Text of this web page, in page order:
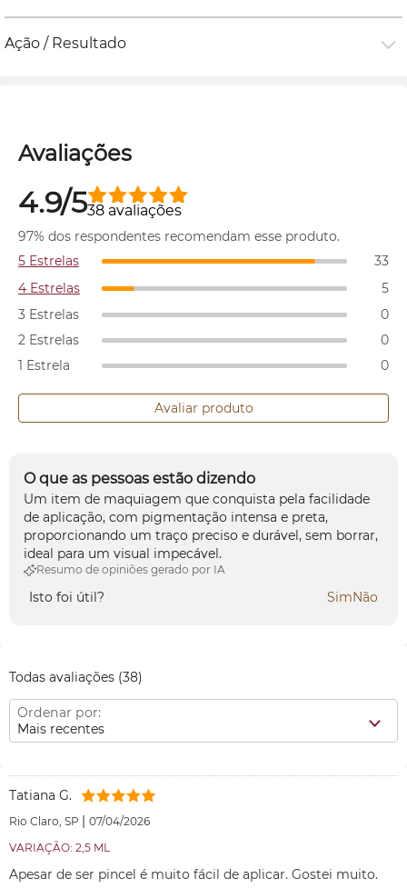
Ação / Resultado
Avaliações
4.9/538 avaliações
97% dos respondentes recomendam esse produto.
5 Estrelas
33
4 Estrelas
5
3 Estrelas
0
2 Estrelas
0
1 Estrela
0
Avaliar produto
O que as pessoas estão dizendo
Um item de maquiagem que conquista pela facilidade
de aplicação, com pigmentação intensa e preta,
proporcionando um traço preciso e durável, sem borrar,
ideal para um visual impecável.
Resumo de opiniões gerado por IA
Isto foi útil? SimNão
Todas avaliações (38)
Ordenar por:
Mais recentes
Tatiana G.
Rio Claro, SP | 07/04/2026
VARIAÇÃO: 2,5 ML
Apesar de ser pincel é muito fácil de aplicar. Gostei muito.